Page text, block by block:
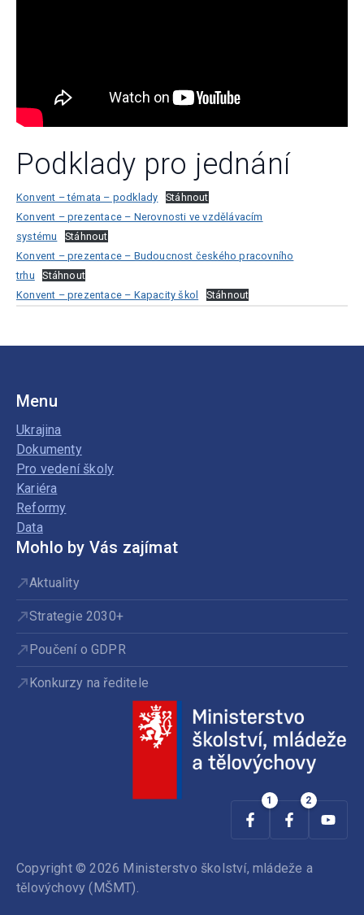
Podklady pro jednání
Konvent – témata – podklady
Stáhnout
Konvent – prezentace – Nerovnosti ve vzdělávacím
systému
Stáhnout
Konvent – prezentace – Budoucnost českého pracovního
trhu
Stáhnout
Konvent – prezentace – Kapacity škol
Stáhnout
Menu
Ukrajina
Dokumenty
Pro vedení školy
Kariéra
Reformy
Data
Mohlo by Vás zajímat
Aktuality
Strategie 2030+
Poučení o GDPR
Konkurzy na ředitele
Copyright © 2026 Ministerstvo školství, mládeže a
tělovýchovy (MŠMT).